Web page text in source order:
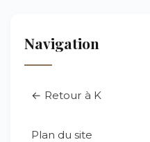
Navigation
← Retour à K
Plan du site